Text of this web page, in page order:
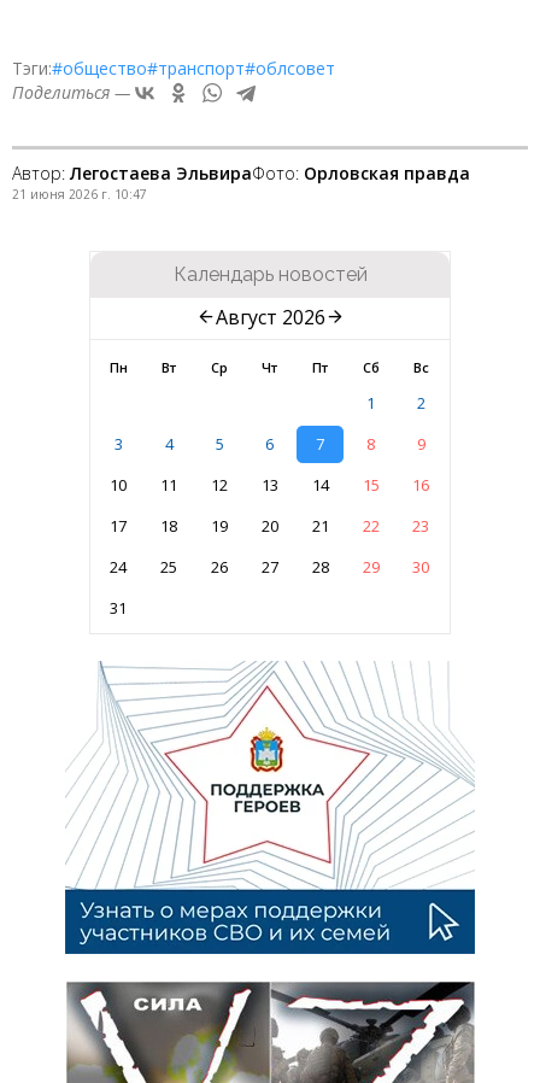
Тэги:#общество#транспорт#облсовет
Поделиться —
Автор: Легостаева ЭльвираФото: Орловская правда
21 июня 2026 г. 10:47
Календарь новостей
Август 2026
Пн Вт Ср Чт Пт Сб Вс
1
2
3
4 5 6 7 8
9
10
11 12 13 14 15
16
17
18 19 20 21 22
23
24
25 26 27 28 29
30
31